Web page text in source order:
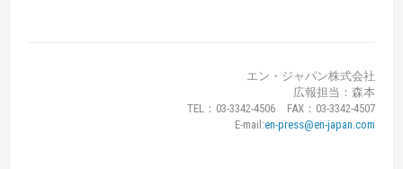
エン・ジャパン株式会社
広報担当：森本
TEL：03-3342-4506 FAX：03-3342-4507
E-mail:en-press@en-japan.com